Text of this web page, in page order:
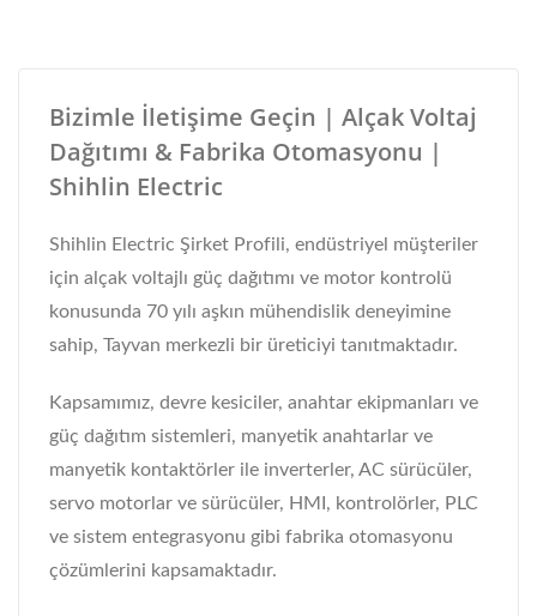
Bizimle İletişime Geçin | Alçak Voltaj
Dağıtımı & Fabrika Otomasyonu |
Shihlin Electric
Shihlin Electric Şirket Profili, endüstriyel müşteriler
için alçak voltajlı güç dağıtımı ve motor kontrolü
konusunda 70 yılı aşkın mühendislik deneyimine
sahip, Tayvan merkezli bir üreticiyi tanıtmaktadır.
Kapsamımız, devre kesiciler, anahtar ekipmanları ve
güç dağıtım sistemleri, manyetik anahtarlar ve
manyetik kontaktörler ile inverterler, AC sürücüler,
servo motorlar ve sürücüler, HMI, kontrolörler, PLC
ve sistem entegrasyonu gibi fabrika otomasyonu
çözümlerini kapsamaktadır.